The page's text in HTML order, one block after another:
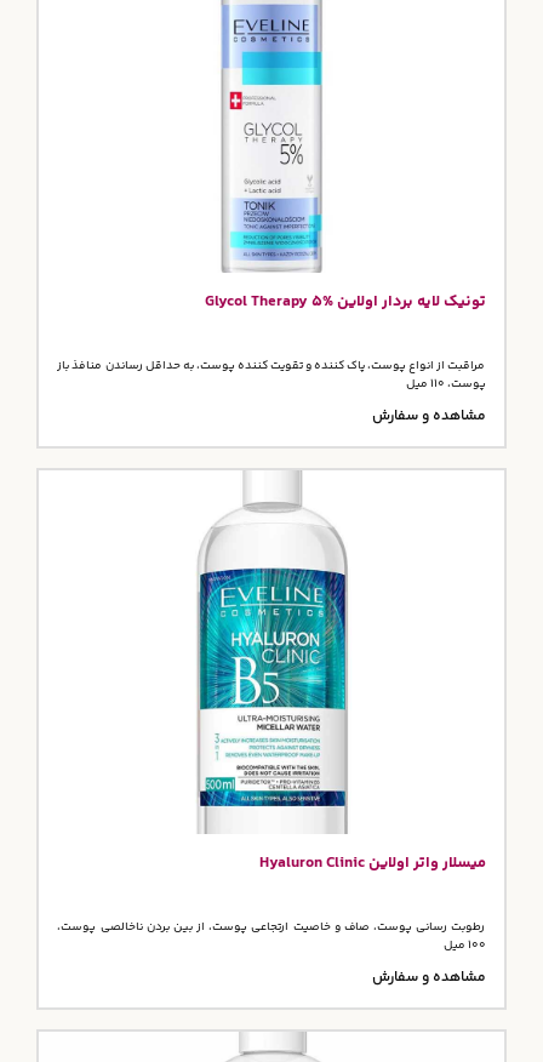
تونیک لایه بردار اولاین Glycol Therapy 5%
مراقبت از انواع پوست، پاک کننده و تقویت کننده پوست، به حداقل رساندن منافذ باز
پوست، 110 میل
مشاهده و سفارش
میسلار واتر اولاین Hyaluron Clinic
رطوبت رسانی پوست، صاف و خاصیت ارتجاعی پوست، از بین بردن ناخالصی پوست،
100 میل
مشاهده و سفارش